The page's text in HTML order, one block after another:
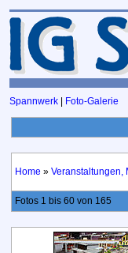
Spannwerk Foto-Galerie
Home » Veranstaltungen,
Fotos 1 bis 60 von 165